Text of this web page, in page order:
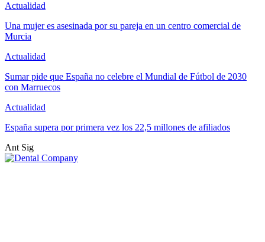
Actualidad
Una mujer es asesinada por su pareja en un centro comercial de
Murcia
Actualidad
Sumar pide que España no celebre el Mundial de Fútbol de 2030
con Marruecos
Actualidad
España supera por primera vez los 22,5 millones de afiliados
Ant Sig